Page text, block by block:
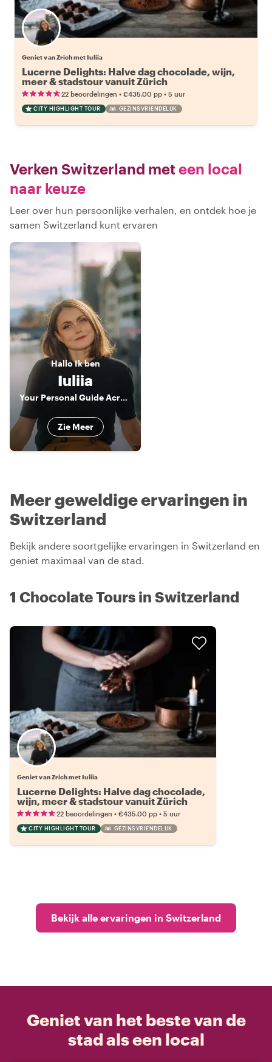
Geniet van Zrich met Iuliia
Lucerne Delights: Halve dag chocolade, wijn,
meer & stadstour vanuit Zürich
22 beoordelingen • €435.00 pp • 5 uur
CITY HIGHLIGHT TOUR GEZINSVRIENDELIJK
Verken Switzerland meteen local
naar keuze
Leer over hun persoonlijke verhalen, en ontdek hoe je
samen Switzerland kunt ervaren
HalloIk ben
Iuliia
Your Personal Guide Across Zurich, Bern, and Lucerne - Julia S.
Zie Meer
Meer geweldige ervaringen in
Switzerland
Bekijk andere soortgelijke ervaringen in Switzerland en
geniet maximaal van de stad.
1 Chocolate Tours in Switzerland
Geniet van Zrich met Iuliia
Lucerne Delights: Halve dag chocolade,
wijn, meer & stadstour vanuit Zürich
22 beoordelingen • €435.00 pp • 5 uur
CITY HIGHLIGHT TOUR GEZINSVRIENDELIJK
Bekijk alle ervaringen in Switzerland
Geniet van het beste van de
stad als een local